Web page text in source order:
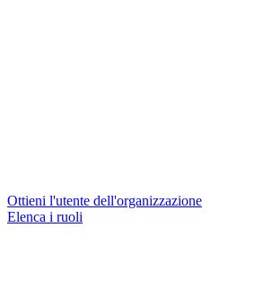
Ottieni l'utente dell'organizzazione
Elenca i ruoli